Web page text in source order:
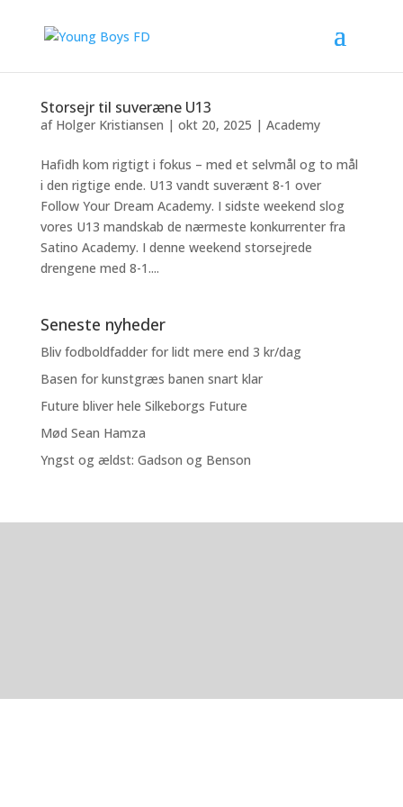
Storsejr til suveræne U13
af Holger Kristiansen | okt 20, 2025 | Academy
Hafidh kom rigtigt i fokus – med et selvmål og to mål
i den rigtige ende. U13 vandt suverænt 8-1 over
Follow Your Dream Academy. I sidste weekend slog
vores U13 mandskab de nærmeste konkurrenter fra
Satino Academy. I denne weekend storsejrede
drengene med 8-1....
Seneste nyheder
Bliv fodboldfadder for lidt mere end 3 kr/dag
Basen for kunstgræs banen snart klar
Future bliver hele Silkeborgs Future
Mød Sean Hamza
Yngst og ældst: Gadson og Benson